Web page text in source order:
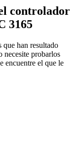
controlador
3165
que han resultado
necesite probarlos
encuentre el que le